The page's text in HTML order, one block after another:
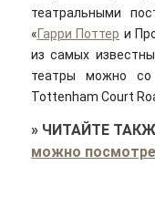
театральными
«Гарри Поттер и
из самых
театры можно со
Tottenham Court
» ЧИТАЙТЕ
можно